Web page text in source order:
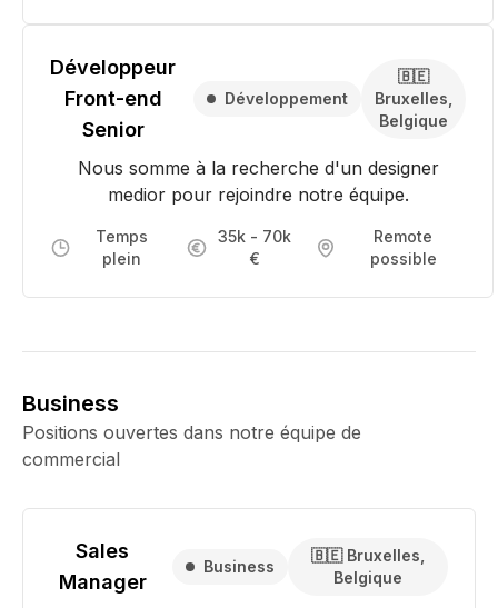
Développeur
Front-end
Senior
Développement
🇧🇪
Bruxelles,
Belgique
Nous somme à la recherche d'un designer
medior pour rejoindre notre équipe.
Temps
plein
35k - 70k
€
Remote
possible
Business
Positions ouvertes dans notre équipe de
commercial
Sales
Manager
Business
🇧🇪 Bruxelles,
Belgique